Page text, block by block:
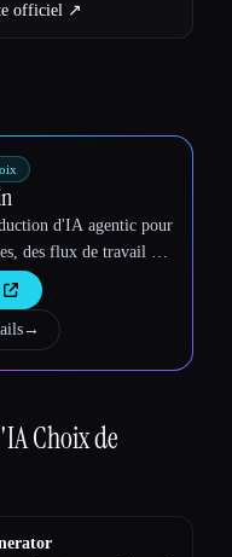
officiel ↗︎
d'IA agentic pour
des flux de travail et
→
Choix de